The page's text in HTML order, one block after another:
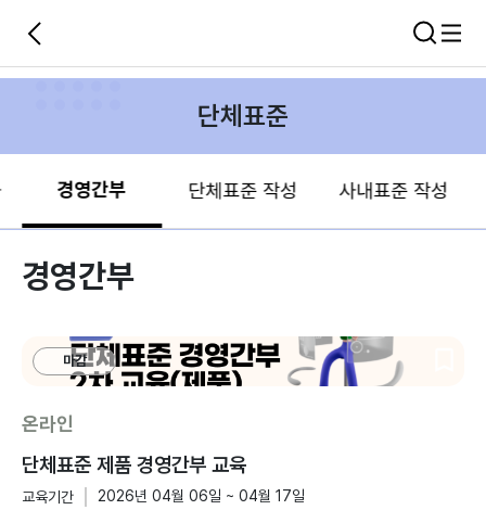
단체표준
경영간부 단체표준 작성 사내표준 작성
경영간부
마감
온라인
단체표준 제품 경영간부 교육
교육기간
2026년 04월 06일 ~ 04월 17일